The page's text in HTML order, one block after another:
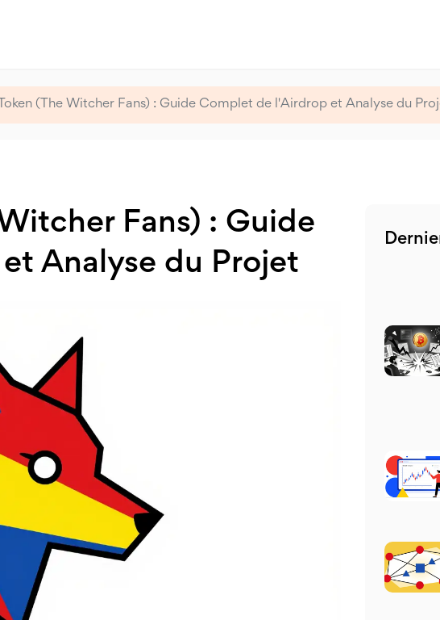
(The Witcher Fans) : Guide Complet de l'Airdrop et Analyse du
Fans) : Guide
Analyse du Projet